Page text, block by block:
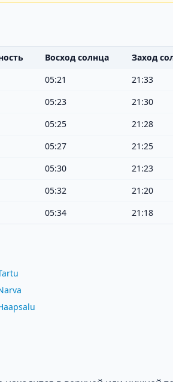
Восход солнца
Заход
05:21
21:33
05:23
21:30
05:25
21:28
05:27
21:25
05:30
21:23
05:32
21:20
05:34 21:18